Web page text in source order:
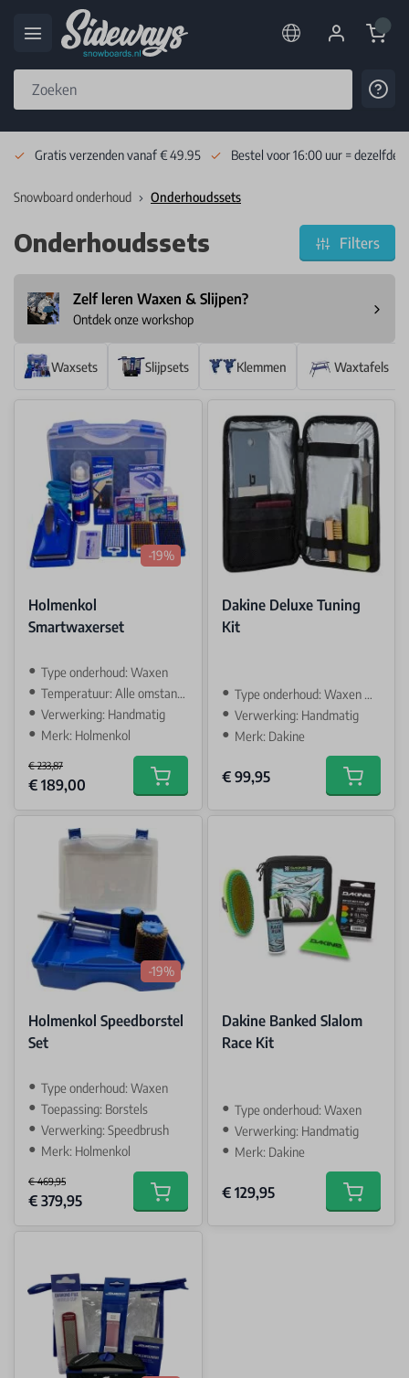
Cart
Gratis verzenden vanaf € 49.95 Bestel voor 16:00 uur = dezelfde
Snowboard onderhoud Onderhoudssets
Onderhoudssets Filters
Zelf leren Waxen & Slijpen?
Ontdek onze workshop
Waxsets Slijpsets Klemmen Waxtafels
-19%
Holmenkol
Smartwaxerset
Type onderhoud: Waxen
Temperatuur: Alle omstandigheden
Verwerking: Handmatig
Merk: Holmenkol
€ 233,87
Special Price
€ 189,00 Add to cart
Dakine Deluxe Tuning
Kit
Type onderhoud: Waxen & Slijpen
Verwerking: Handmatig
Merk: Dakine
€ 99,95 Add to
-19%
Holmenkol Speedborstel
Set
Type onderhoud: Waxen
Toepassing: Borstels
Verwerking: Speedbrush
Merk: Holmenkol
€ 469,95
Special Price
€ 379,95 Add to cart
Dakine Banked Slalom
Race Kit
Type onderhoud: Waxen
Verwerking: Handmatig
Merk: Dakine
€ 129,95 Add to